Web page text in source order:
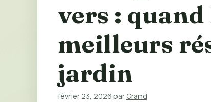
vers :
meilleurs
jardin
février 23, 2026 par Grand